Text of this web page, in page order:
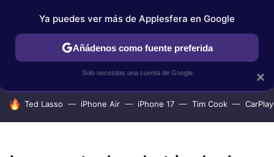
IPHONE TUTORIALES APPLESFERA SELECCIÓN
HOY SE HABLA DE
Ted Lasso iPhone Air iPhone 17 Tim Cook CarPlay
×
Ya puedes ver más de Applesfera en Google
Añádenos como fuente preferida
Solo necesitas una cuenta de Google